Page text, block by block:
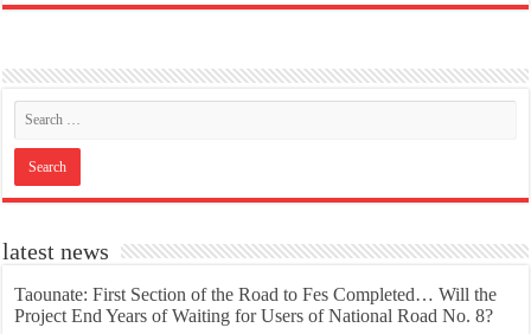
latest news
Taounate: First Section of the Road to Fes Completed… Will the
Project End Years of Waiting for Users of National Road No. 8?